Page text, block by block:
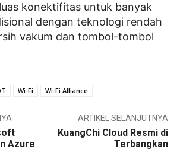
konektifitas untuk banyak
dengan teknologi rendah
vakum dan tombol-tombol
Wi-Fi Wi-Fi Alliance
Azure
ARTIKEL SELANJUTNYA
KuangChi Cloud Resmi di
Terbangkan